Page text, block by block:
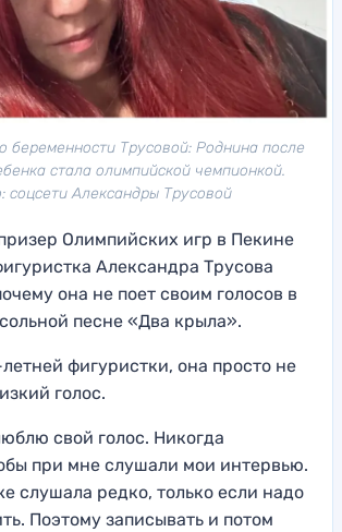
беременности Трусовой: Роднина после
стала олимпийской чемпионкой.
соцсети Александры Трусовой
Олимпийских игр в Пекине
Александра Трусова
она не поет своим голосов в
песне «Два крыла».
фигуристки, она просто не
голос.
свой голос. Никогда
при мне слушали мои интервью.
слушала редко, только если надо
Поэтому записывать и потом